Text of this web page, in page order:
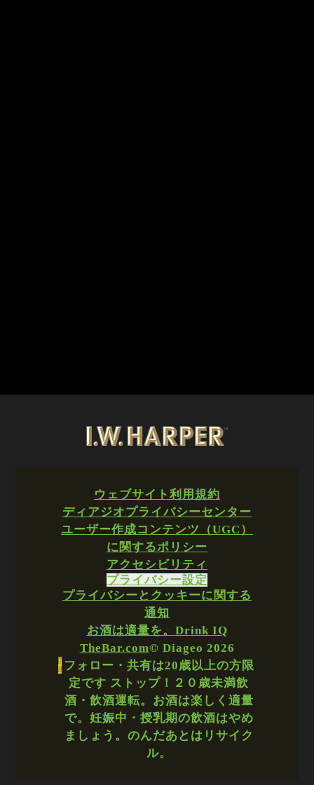
ウェブサイト利用規約
ディアジオプライバシーセンター
ユーザー作成コンテンツ（UGC）
に関するポリシー
アクセシビリティ
プライバシー設定
プライバシーとクッキーに関する
通知
お酒は適量を。 Drink IQ
TheBar.com© Diageo 2026
フォロー・共有は20歳以上の方限
定です ストップ！２０歳未満飲
酒・飲酒運転。お酒は楽しく適量
で。妊娠中・授乳期の飲酒はやめ
ましょう。のんだあとはリサイク
ル。